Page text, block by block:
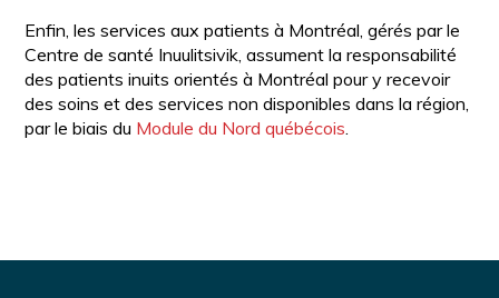
Enfin, les services aux patients à Montréal, gérés par le
Centre de santé Inuulitsivik, assument la responsabilité
des patients inuits orientés à Montréal pour y recevoir
des soins et des services non disponibles dans la région,
par le biais du Module du Nord québécois